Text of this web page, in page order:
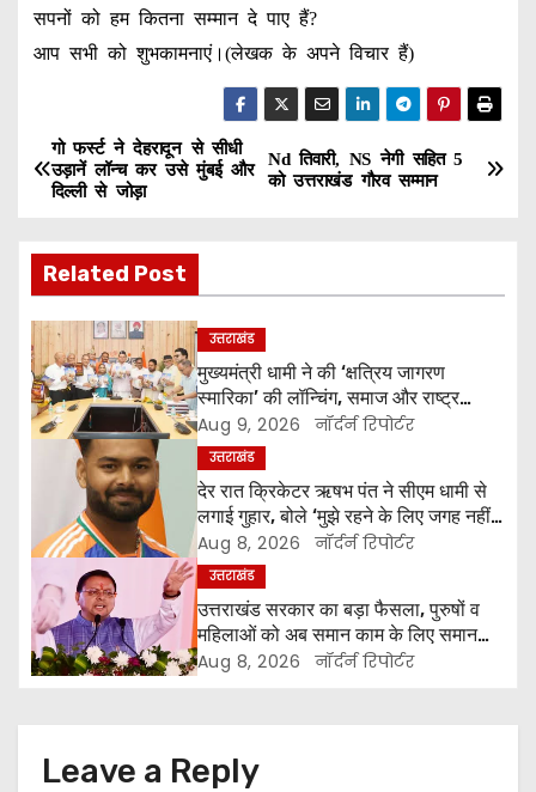
सपनों को हम कितना सम्मान दे पाए हैं?
आप सभी को शुभकामनाएं।(लेखक के अपने विचार हैं)
P
o
s
t
n
a
g
a
t
o
Nd तिवारी, NS नेगी सहित 5
को उत्तराखंड गौरव सम्मान
गो फर्स्ट ने देहरादून से सीधी
उड़ानें लॉन्च कर उसे मुंबई और
दिल्ली से जोड़ा
Related Post
उत्तराखंड
मुख्यमंत्री धामी ने की ‘क्षत्रिय जागरण
स्मारिका’ की लॉन्चिंग, समाज और राष्ट्र
निर्माण में युवाओं से मांगा सहयोग
Aug 9, 2026 नॉर्दर्न रिपोर्टर
उत्तराखंड
देर रात क्रिकेटर ऋषभ पंत ने सीएम धामी से
लगाई गुहार, बोले ‘मुझे रहने के लिए जगह नहीं
मिल रही’
Aug 8, 2026 नॉर्दर्न रिपोर्टर
उत्तराखंड
उत्तराखंड सरकार का बड़ा फैसला, पुरुषों व
महिलाओं को अब समान काम के लिए समान
वेतन
Aug 8, 2026 नॉर्दर्न रिपोर्टर
Leave a Reply